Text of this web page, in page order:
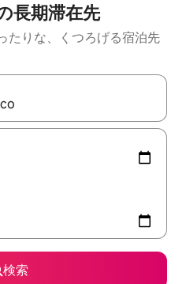
長期滞在先
たりな、くつろげる宿泊先
下の矢印キーを使って移動するか
検索